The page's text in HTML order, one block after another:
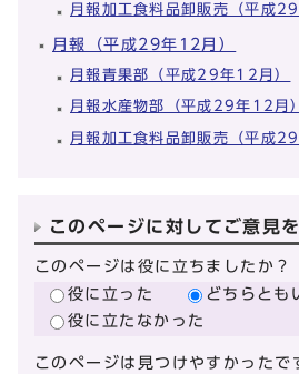
月報加工食料品卸販売（平成
月報（平成29年12月）
月報青果部（平成29年12月）
月報水産物部（平成29年12月）
月報加工食料品卸販売（平成
このページに対してご意見
このページは役に立ちましたか？
役に立った
どちらとも
役に立たなかった
このページは見つけやすかったで